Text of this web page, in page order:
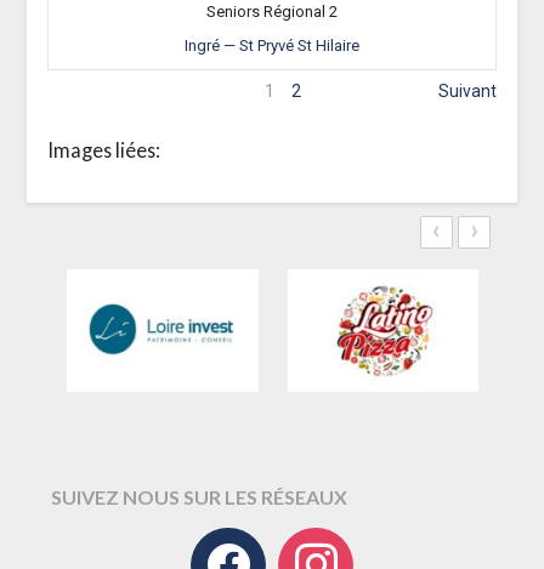
Seniors Régional 2
Ingré — St Pryvé St Hilaire
1 2 Suivant
Images liées:
‹ ›
SUIVEZ NOUS SUR LES RÉSEAUX